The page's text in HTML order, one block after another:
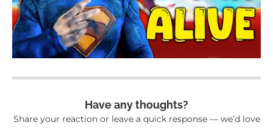
Have any thoughts?
Share your reaction or leave a quick response — we’d love